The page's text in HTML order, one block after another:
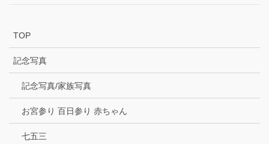
TOP
記念写真
記念写真/家族写真
お宮参り 百日参り 赤ちゃん
七五三